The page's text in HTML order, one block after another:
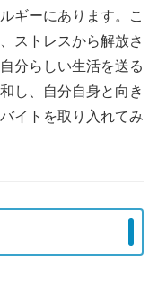
ギーにあります。こ
ストレスから解放さ
分らしい生活を送る
し、自分自身と向き
イトを取り入れてみ